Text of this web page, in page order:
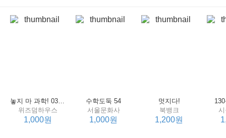
놓지 마 과학! 03 : 정신이 공룡에 정신 놓다
위즈덤하우스
1,000원
수학도둑 54
서울문화사
1,000원
멋지다!
북뱅크
1,200원